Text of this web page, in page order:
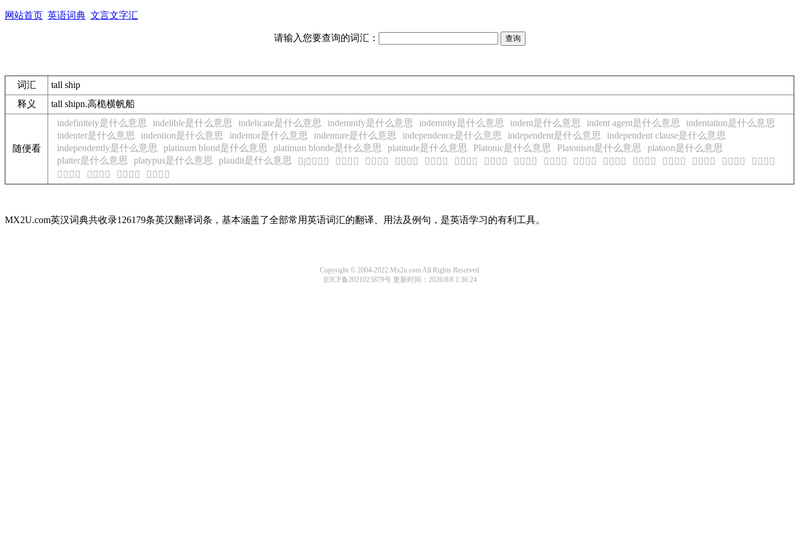
网站首页 英语词典 文言文字汇
请输入您要查询的词汇：
词汇
tall ship
释义
tall shipn.高桅横帆船
随便看
indefinitely是什么意思 indelible是什么意思 indelicate是什么意思 indemnify是什么意思 indemnity是什么意思 indent是什么意思 indent agent是什么意思
indentation是什么意思
indenter是什么意思
indention是什么意思 indentor是什么意思 indenture是什么意思 independence是什么意思 independent是什么意思
independent clause是什么意思
independently是什么意思
platinum blond是什么意思 platinum blonde是什么意思 platitude是什么意思 Platonic是什么意思 Platonism是什么意思
platoon是什么意思
platter是什么意思
platypus是什么意思 plaudit是什么意思 𠋪|𠈄的意思 𠋫的意思 𠋫的意思 𠋫的意思 𠋫的意思 𠋬的意思 𠋬的意思 𠋬的意思 𠋱的意思 𠋱的意思 𠋱的意思 𠋱的意思 𠋲的意思 𠋲的意思 𠋲的意思
𠋳的意思
𠋴的意思
𠋴的意思 𠋴的意思 𠋴的意思
MX2U.com英汉词典共收录126179条英汉翻译词条，基本涵盖了全部常用英语词汇的翻译、用法及例句，是英语学习的有利工具。
Copyright © 2004-2022 Mx2u.com All Rights Reserved
京ICP备2021023879号 更新时间：2026/8/8 1:36:24